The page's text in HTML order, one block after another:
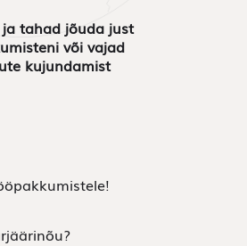
tahad jõuda just
või vajad
kujundamist